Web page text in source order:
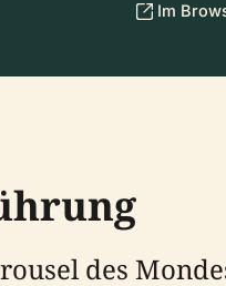
Im
des